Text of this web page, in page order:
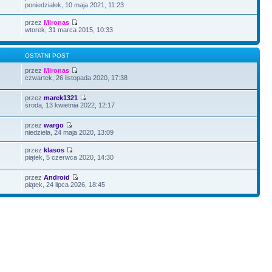
poniedziałek, 10 maja 2021, 11:23
przezMironas
wtorek, 31 marca 2015, 10:33
OSTATNI POST
przezMironas
czwartek, 26 listopada 2020, 17:38
przezmarek1321
środa, 13 kwietnia 2022, 12:17
przezwargo
niedziela, 24 maja 2020, 13:09
przezklasos
piątek, 5 czerwca 2020, 14:30
przezAndroid
piątek, 24 lipca 2026, 18:45